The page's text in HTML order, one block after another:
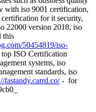
with iso 9001 certification,
for it security,
22000 version 2018, iso
this
50454819/iso-
top ISO Certification
systems, iso
standards, iso
fastandy.carrd.co/- for